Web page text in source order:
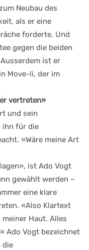
Neubau des
als er eine
forderte. Und
gegen die beiden
ist er
Move-li, der im
vertreten»
und sein
ihn für die
«Wäre meine Art
ist Ado Vogt
gewählt werden –
eine klare
«Also Klartext
Haut. Alles
Ado Vogt bezeichnet
die